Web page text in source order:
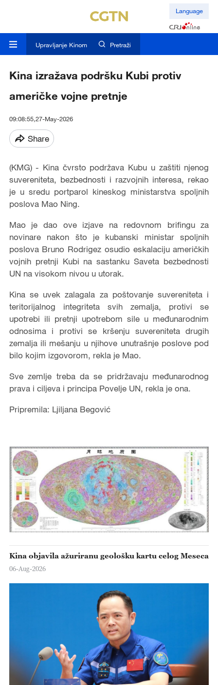
Language
Upravljanje Kinom Pretraži
Kina izražava podršku Kubi protiv
američke vojne pretnje
09:08:55,27-May-2026
Share
(KMG) - Kina čvrsto podržava Kubu u zaštiti njenog
suvereniteta, bezbednosti i razvojnih interesa, rekao
je u sredu portparol kineskog ministarstva spoljnih
poslova Mao Ning.
Mao je dao ove izjave na redovnom brifingu za
novinare nakon što je kubanski ministar spoljnih
poslova Bruno Rodrigez osudio eskalaciju američkih
vojnih pretnji Kubi na sastanku Saveta bezbednosti
UN na visokom nivou u utorak.
Kina se uvek zalagala za poštovanje suvereniteta i
teritorijalnog integriteta svih zemalja, protivi se
upotrebi ili pretnji upotrebom sile u međunarodnim
odnosima i protivi se kršenju suvereniteta drugih
zemalja ili mešanju u njihove unutrašnje poslove pod
bilo kojim izgovorom, rekla je Mao.
Sve zemlje treba da se pridržavaju međunarodnog
prava i ciljeva i principa Povelje UN, rekla je ona.
Pripremila: Ljiljana Begović
Kina objavila ažuriranu geološku kartu celog Meseca
06-Aug-2026